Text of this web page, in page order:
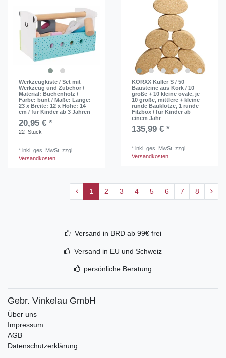
Werkzeugkiste / Set mit
Werkzeug und Zubehör /
Material: Buchenholz /
Farbe: bunt / Maße: Länge:
23 x Breite: 12 x Höhe: 14
cm / für Kinder ab 3 Jahren
20,95 € *
22 Stück
*inkl. ges. MwSt. zzgl.
Versandkosten
KORXX Kuller S / 50
Bausteine aus Kork / 10
große + 10 kleine ovale, je
10 große, mittlere + kleine
runde Bauklötze, 1 runde
Filzbox / für Kinder ab
einem Jahr
135,99 € *
*inkl. ges. MwSt. zzgl.
Versandkosten
1 2 3 4 5 6 7 8
Versand in BRD ab 99€ frei
Versand in EU und Schweiz
persönliche Beratung
Gebr. Vinkelau GmbH
Über uns
Impressum
AGB
Datenschutzerklärung